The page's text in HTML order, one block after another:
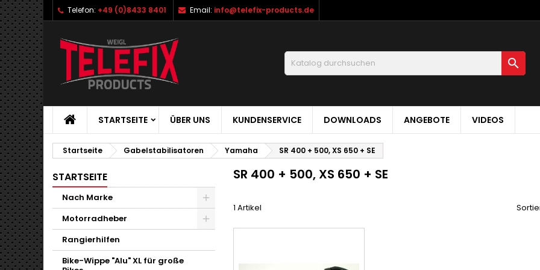
Telefon: +49 (0)8433 8401 Email: info@telefix-products.de

STARTSEITE ÜBER UNS KUNDENSERVICE DOWNLOADS ANGEBOTE VIDEOS
Startseite Gabelstabilisatoren Yamaha SR 400 + 500, XS 650 + SE
STARTSEITE
Nach Marke
Motorradheber
Rangierhilfen
Bike-Wippe "Alu" XL für große
SR 400 + 500, XS 650 + SE
1 Artikel